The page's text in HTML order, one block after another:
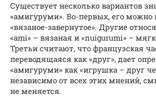
Существует несколько вариантов
«амигуруми». Во-первых, его можно
«вязаное-завернутое». Другие
«ami» – вязаная и «nuigurumi» –
Третьи считают, что французская
переводящаяся как «друг», дает
«амигуруми» как «игрушка – друг
независимо от всех этих мнений,
не меняется.